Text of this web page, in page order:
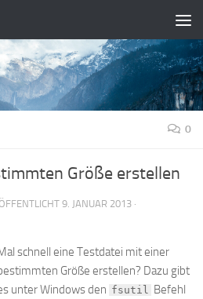
0
Größe erstellen
9. JANUAR 2013 ·
schnell eine Testdatei mit einer
Größe erstellen? Dazu gibt
unter Windows den fsutil
Befehl